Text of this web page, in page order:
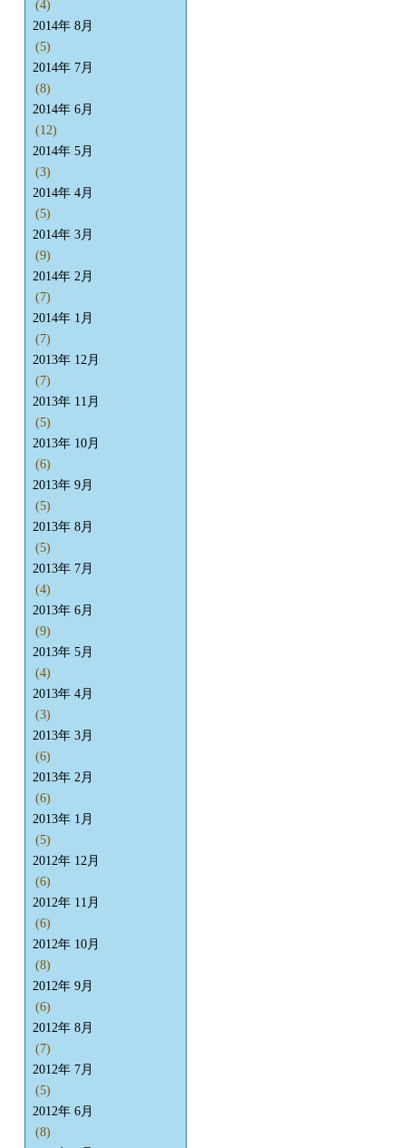
(4)
2014年 8月
(5)
2014年 7月
(8)
2014年 6月
(12)
2014年 5月
(3)
2014年 4月
(5)
2014年 3月
(9)
2014年 2月
(7)
2014年 1月
(7)
2013年 12月
(7)
2013年 11月
(5)
2013年 10月
(6)
2013年 9月
(5)
2013年 8月
(5)
2013年 7月
(4)
2013年 6月
(9)
2013年 5月
(4)
2013年 4月
(3)
2013年 3月
(6)
2013年 2月
(6)
2013年 1月
(5)
2012年 12月
(6)
2012年 11月
(6)
2012年 10月
(8)
2012年 9月
(6)
2012年 8月
(7)
2012年 7月
(5)
2012年 6月
(8)